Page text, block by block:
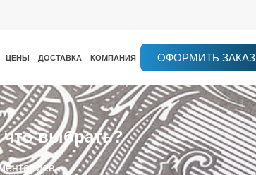
ЦЕНЫ ДОСТАВКА КОМПАНИЯ ОФОРМИТЬ ЗАКАЗ
что выбрать?